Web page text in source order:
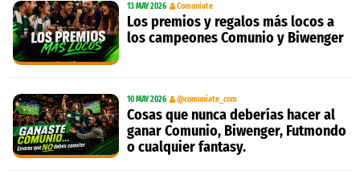
13 MAY 2026 Comuniate
Los premios y regalos más locos a
los campeones Comunio y Biwenger
10 MAY 2026 @comuniate_com
Cosas que nunca deberías hacer al
ganar Comunio, Biwenger, Futmondo
o cualquier fantasy.